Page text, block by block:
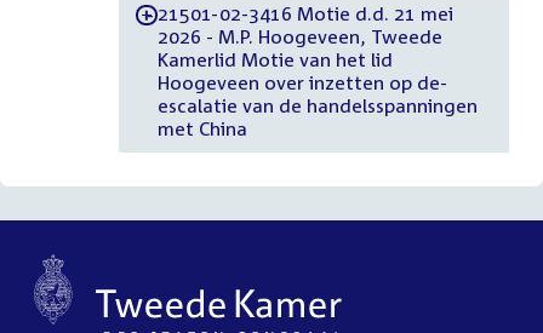
-21501-02-3416 Motie d.d. 21 mei
2026 - M.P. Hoogeveen, Tweede
Kamerlid Motie van het lid
Hoogeveen over inzetten op de-
escalatie van de handelsspanningen
met China